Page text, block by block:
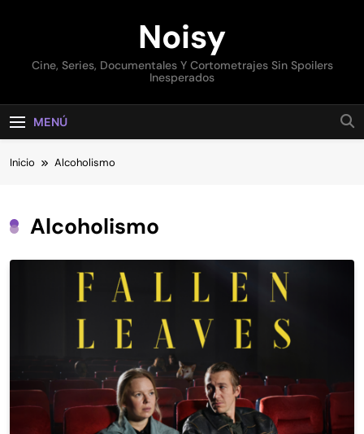
Noisy
Cine, Series, Documentales Y Cortometrajes Sin Spoilers
Inesperados
MENÚ
Inicio Alcoholismo
Alcoholismo